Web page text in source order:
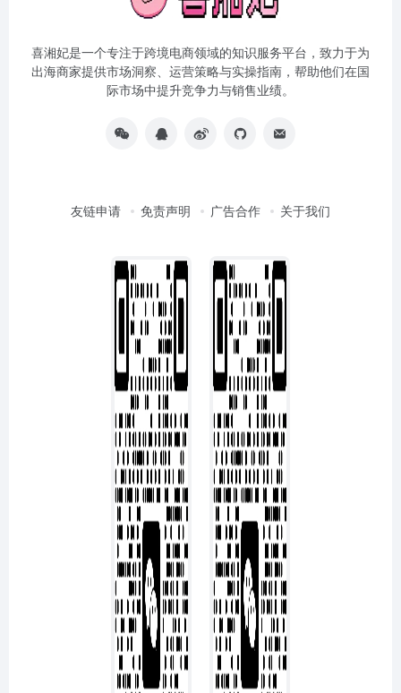
喜湘妃是一个专注于跨境电商领域的知识服务平台，致力于为
出海商家提供市场洞察、运营策略与实操指南，帮助他们在国
际市场中提升竞争力与销售业绩。
友链申请 免责声明 广告合作 关于我们